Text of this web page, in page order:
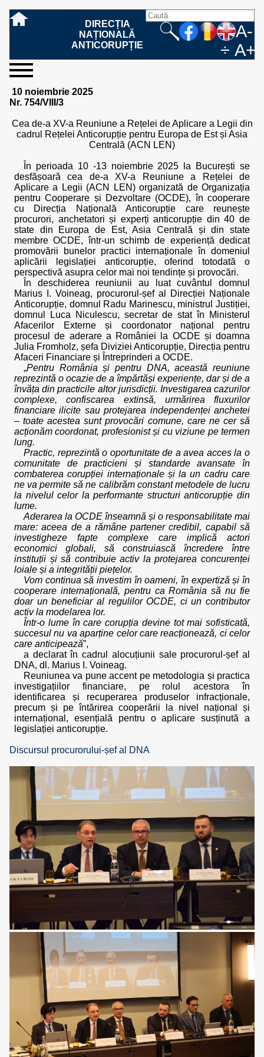
DIRECȚIA
NAȚIONALĂ
ANTICORUPȚIE
A-
÷ A+
sesizați-
ne
Ce
înseamnă
corupție
Cum
sesizați
de
corupție?
Cum
este
cel care
denunță?
Ce
trebuie
conțină o
sesizare?
Fazele
procesului
Ce
urmează
sesizez
o faptă
Care sunt
drepturile și
persoanelor
în procesul
Cum
sprijiniți
oferind
date
fapte de
corupție?
despre
noi
Cine
lucrează
Cu ce
se
DNA?
Sursele
de
ale DNA
Structura
Conducerea
Structuri
teritoriale
Cadrul
legal
Resurse
financiare
publice
Resurse
umane
Integritate
instituțională
rezultatele
noastre
Rapoarte
de
Hotărâri
penale
în cauze
de
mass
media
Biroul de
informare
publice -
Contacte
Comunicate
de presă
Model de
acreditare
Drept
la
Evenimente
informare
publică
Persoana
responsabilă
informarea
publică
Model
solicitare
în baza
Legii
Raportul
anual
aplicarea
Legii
Legea
544/2001
de
aplicare
Protecția
datelor
caracter
personal
Modalități
de
a
răspunsului
oferit în
544/2001
cooperare
internațională
Programe
Evenimente
internaționale
Cadrul legal
internațional
10 noiembrie 2025
Nr. 754/VIII/3
Cea de-a XV-a Reuniune a Rețelei de Aplicare a Legii din
cadrul Rețelei Anticorupție pentru Europa de Est și Asia
Centrală (ACN LEN)
În perioada 10 -13 noiembrie 2025 la București se
desfășoară cea de-a XV-a Reuniune a Rețelei de
Aplicare a Legii (ACN LEN) organizată de Organizația
pentru Cooperare și Dezvoltare (OCDE), în cooperare
cu Direcția Națională Anticorupție care reunește
procurori, anchetatori și experți anticorupție din 40 de
state din Europa de Est, Asia Centrală și din state
membre OCDE, într-un schimb de experiență dedicat
promovării bunelor practici internaționale în domeniul
aplicării legislației anticorupție, oferind totodată o
perspectivă asupra celor mai noi tendințe și provocări.
În deschiderea reuniunii au luat cuvântul domnul
Marius I. Voineag, procurorul-șef al Direcției Naționale
Anticorupție, domnul Radu Marinescu, ministrul Justiției,
domnul Luca Niculescu, secretar de stat în Ministerul
Afacerilor Externe și coordonator național pentru
procesul de aderare a României la OCDE și doamna
Julia Fromholz, șefa Diviziei Anticorupție, Direcția pentru
Afaceri Financiare și Întreprinderi a OCDE.
„Pentru România și pentru DNA, această reuniune
reprezintă o ocazie de a împărtăși experiențe, dar și de a
învăța din practicile altor jurisdicții. Investigarea cazurilor
complexe, confiscarea extinsă, urmărirea fluxurilor
financiare ilicite sau protejarea independenței anchetei
– toate acestea sunt provocări comune, care ne cer să
acționăm coordonat, profesionist și cu viziune pe termen
lung.
Practic, reprezintă o oportunitate de a avea acces la o
comunitate de practicieni și standarde avansate în
combaterea corupției internaționale și la un cadru care
ne va permite să ne calibrăm constant metodele de lucru
la nivelul celor la performante structuri anticorupție din
lume.
Aderarea la OCDE înseamnă și o responsabilitate mai
mare: aceea de a rămâne partener credibil, capabil să
investigheze fapte complexe care implică actori
economici globali, să construiască încredere între
instituții și să contribuie activ la protejarea concurenței
loiale și a integrității piețelor.
Vom continua să investim în oameni, în expertiză și în
cooperare internațională, pentru ca România să nu fie
doar un beneficiar al regulilor OCDE, ci un contributor
activ la modelarea lor.
Într-o lume în care corupția devine tot mai sofisticată,
succesul nu va aparține celor care reacționează, ci celor
care anticipează”,
a declarat în cadrul alocuțiunii sale procurorul-șef al
DNA, dl. Marius I. Voineag.
Reuniunea va pune accent pe metodologia și practica
investigațiilor financiare, pe rolul acestora în
identificarea și recuperarea produselor infracționale,
precum și pe întărirea cooperării la nivel național și
internațional, esențială pentru o aplicare susținută a
legislației anticorupție.
Discursul procurorului-șef al DNA